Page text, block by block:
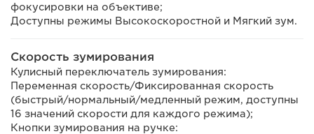
фокусировки на объективе;
Доступны режимы Высокоскоростной и Мягкий зум.
Скорость зумирования
Кулисный переключатель зумирования:
Переменная скорость/Фиксированная скорость
(быстрый/нормальный/медленный режим, доступны
16 значений скорости для каждого режима);
Кнопки зумирования на ручке: